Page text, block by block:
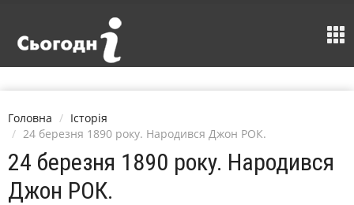
Головна
Історія
24 березня 1890 року. Народився Джон РОК.
24 березня 1890 року. Народився
Джон РОК.